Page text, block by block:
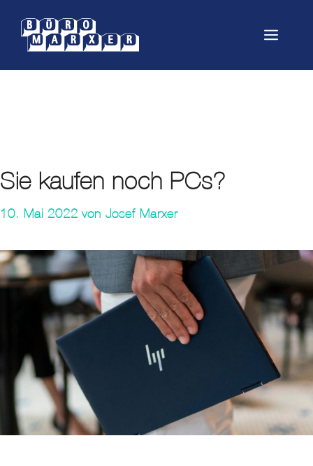
Menü
Sie kaufen noch PCs?
10. Mai 2022 von Josef Marxer